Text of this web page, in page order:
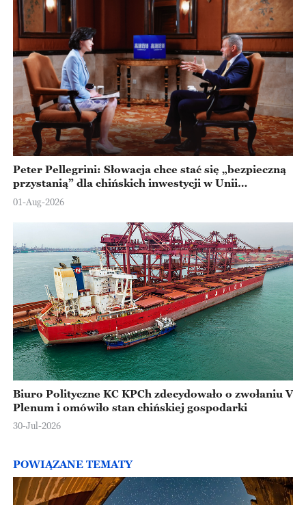
Peter Pellegrini: Słowacja chce stać się „bezpieczną
przystanią” dla chińskich inwestycji w Unii
Europejskiej
01-Aug-2026
Biuro Polityczne KC KPCh zdecydowało o zwołaniu V
Plenum i omówiło stan chińskiej gospodarki
30-Jul-2026
POWIĄZANE TEMATY